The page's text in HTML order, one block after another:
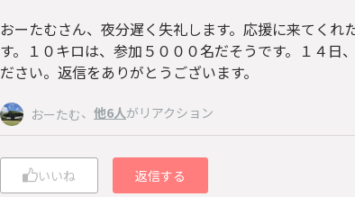
おーたむさん、夜分遅く失礼します。応援に来てくれ
す。１０キロは、参加５０００名だそうです。１４日
ださい。返信をありがとうございます。
おーたむ、 他6人がリアクション
いいね 返信する